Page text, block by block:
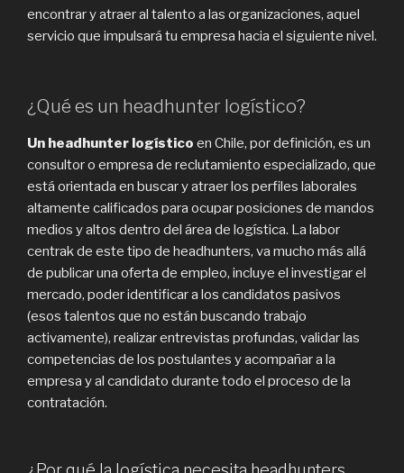
encontrar y atraer al talento a las organizaciones, aquel
servicio que impulsará tu empresa hacia el siguiente nivel.
¿Qué es un headhunter logístico?
Un headhunter logístico en Chile, por definición, es un
consultor o empresa de reclutamiento especializado, que
está orientada en buscar y atraer los perfiles laborales
altamente calificados para ocupar posiciones de mandos
medios y altos dentro del área de logística. La labor
centrak de este tipo de headhunters, va mucho más allá
de publicar una oferta de empleo, incluye el investigar el
mercado, poder identificar a los candidatos pasivos
(esos talentos que no están buscando trabajo
activamente), realizar entrevistas profundas, validar las
competencias de los postulantes y acompañar a la
empresa y al candidato durante todo el proceso de la
contratación.